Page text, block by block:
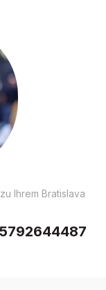
Ihrem Bratislava